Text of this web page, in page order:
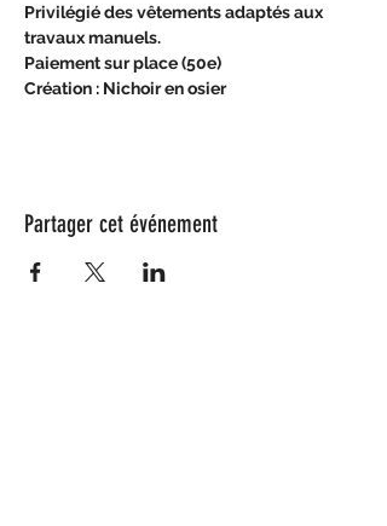
Privilégié des vêtements adaptés aux
travaux manuels.
Paiement sur place (50e)
Création : Nichoir en osier
Partager cet événement